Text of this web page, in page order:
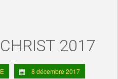
2017
8 décembre 2017